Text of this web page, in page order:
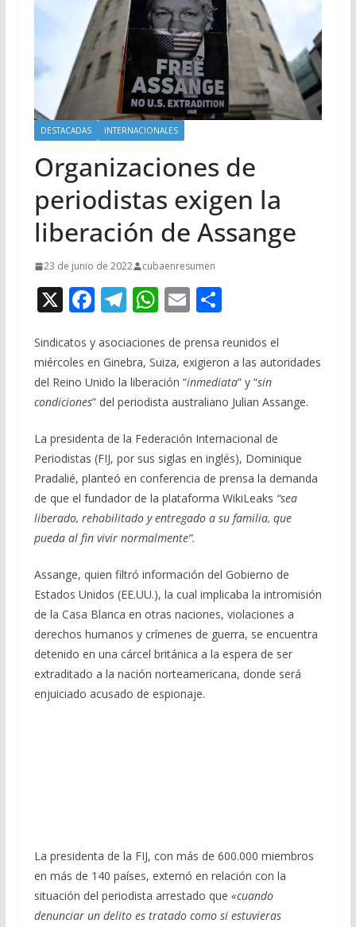
DESTACADAS INTERNACIONALES
Organizaciones de
periodistas exigen la
liberación de Assange
23 de junio de 2022 cubaenresumen
X F
e
b
o
o
k
T
e
gr
a
m
W
at
s
A
p
E
ai
l
C
m
p
ar
r
Sindicatos y asociaciones de prensa reunidos el
miércoles en Ginebra, Suiza, exigieron a las autoridades
del Reino Unido la liberación “inmediata” y “sin
condiciones” del periodista australiano Julian Assange.
La presidenta de la Federación Internacional de
Periodistas (FIJ, por sus siglas en inglés), Dominique
Pradalié, planteó en conferencia de prensa la demanda
de que el fundador de la plataforma WikiLeaks “sea
liberado, rehabilitado y entregado a su familia, que
pueda al fin vivir normalmente”.
Assange, quien filtró información del Gobierno de
Estados Unidos (EE.UU.), la cual implicaba la intromisión
de la Casa Blanca en otras naciones, violaciones a
derechos humanos y crímenes de guerra, se encuentra
detenido en una cárcel británica a la espera de ser
extraditado a la nación norteamericana, donde será
enjuiciado acusado de espionaje.
La presidenta de la FIJ, con más de 600.000 miembros
en más de 140 países, externó en relación con la
situación del periodista arrestado que «cuando
denunciar un delito es tratado como si estuvieras